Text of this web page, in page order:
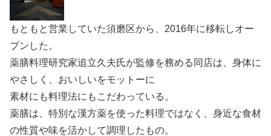
もともと営業していた須磨区から、2016年に移転しオー
プンした。
薬膳料理研究家追立久夫氏が監修を務める同店は、身体に
やさしく、おいしいをモットーに
素材にも料理法にもこだわっている。
薬膳は、特別な漢方薬を使った料理ではなく、身近な食材
の性質や味を活かして調理したもの。